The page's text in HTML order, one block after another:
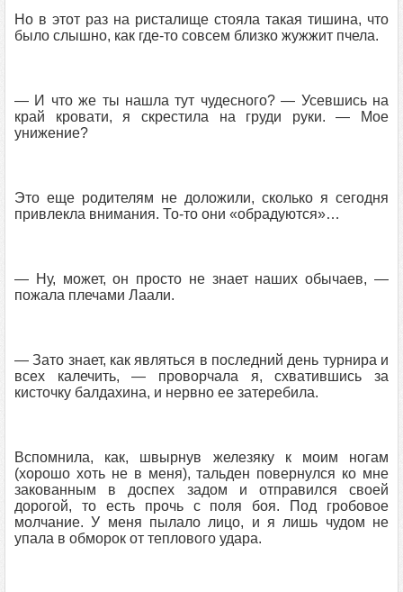
Но в этот раз на ристалище стояла такая тишина, что
было слышно, как где-то совсем близко жужжит пчела.
— И что же ты нашла тут чудесного? — Усевшись на
край кровати, я скрестила на груди руки. — Мое
унижение?
Это еще родителям не доложили, сколько я сегодня
привлекла внимания. То-то они «обрадуются»…
— Ну, может, он просто не знает наших обычаев, —
пожала плечами Лаали.
— Зато знает, как являться в последний день турнира и
всех калечить, — проворчала я, схватившись за
кисточку балдахина, и нервно ее затеребила.
Вспомнила, как, швырнув железяку к моим ногам
(хорошо хоть не в меня), тальден повернулся ко мне
закованным в доспех задом и отправился своей
дорогой, то есть прочь с поля боя. Под гробовое
молчание. У меня пылало лицо, и я лишь чудом не
упала в обморок от теплового удара.